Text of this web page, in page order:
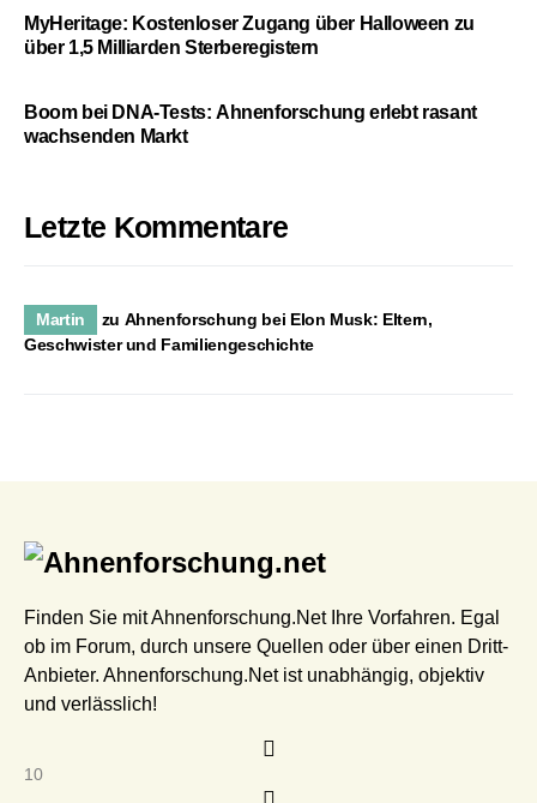
MyHeritage: Kostenloser Zugang über Halloween zu
über 1,5 Milliarden Sterberegistern
Boom bei DNA-Tests: Ahnenforschung erlebt rasant
wachsenden Markt
Letzte Kommentare
Martin zu Ahnenforschung bei Elon Musk: Eltern,
Geschwister und Familiengeschichte
Finden Sie mit Ahnenforschung.Net Ihre Vorfahren. Egal
ob im Forum, durch unsere Quellen oder über einen Dritt-
Anbieter. Ahnenforschung.Net ist unabhängig, objektiv
und verlässlich!
10